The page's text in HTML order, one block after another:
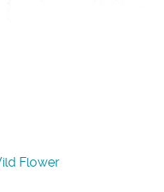
Flower